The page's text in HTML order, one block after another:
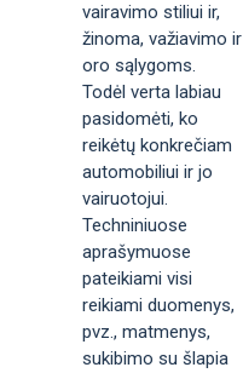
vairavimo stiliui ir,
žinoma, važiavimo ir
oro sąlygoms.
Todėl verta labiau
pasidomėti, ko
reikėtų konkrečiam
automobiliui ir jo
vairuotojui.
Techniniuose
aprašymuose
pateikiami visi
reikiami duomenys,
pvz., matmenys,
sukibimo su šlapia